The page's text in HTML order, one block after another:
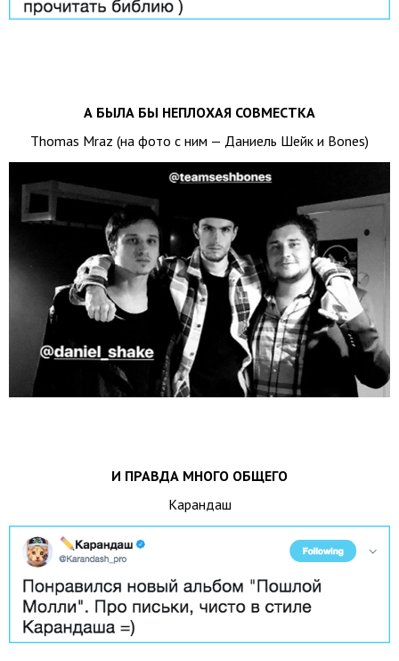
А БЫЛА БЫ НЕПЛОХАЯ СОВМЕСТКА
Thomas Mraz (на фото с ним — Даниель Шейк и Bones)
И ПРАВДА МНОГО ОБЩЕГО
Карандаш